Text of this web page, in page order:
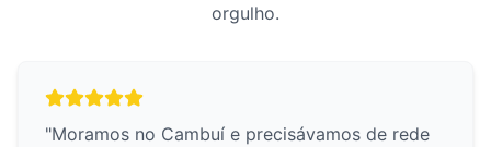
orgulho.
"Moramos no Cambuí e precisávamos de rede